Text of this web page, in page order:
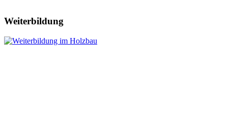
Weiterbildung